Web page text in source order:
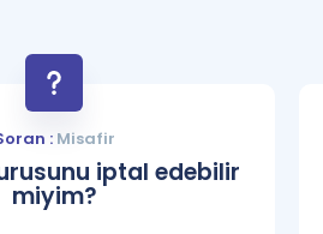
:Misafir
iptal edebilir
miyim?